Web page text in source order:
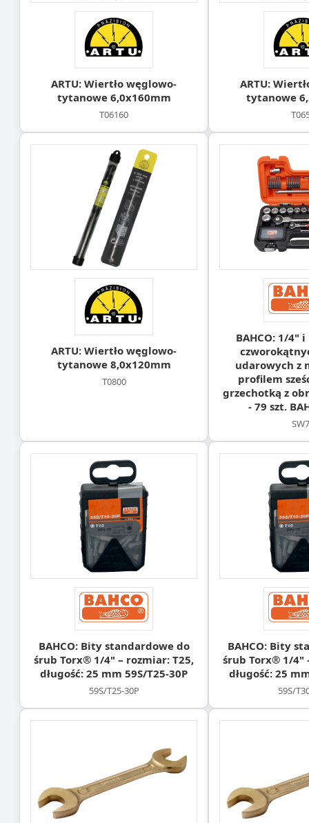
ARTU: Wiertło węglowo-
tytanowe 6,0x160mm
T06160
ARTU:
tytanowe
ARTU: Wiertło węglowo-
tytanowe 8,0x120mm
T0800
BAHCO: 1/4"
udarowych z
profilem
grzechotką z
- 79 szt.
BAHCO: Bity standardowe do
śrub Torx® 1/4" – rozmiar: T25,
długość: 25 mm 59S/T25-30P
59S/T25-30P
BAHCO: Bity
śrub Torx® 1/4"
długość: 25
59S/